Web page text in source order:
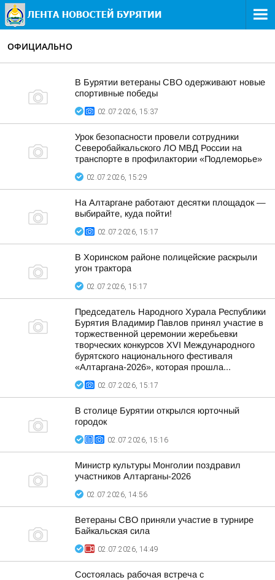
ОФИЦИАЛЬНО
В Бурятии ветераны СВО одерживают новые
спортивные победы
02.07.2026, 15:37
Урок безопасности провели сотрудники
Северобайкальского ЛО МВД России на
транспорте в профилактории «Подлеморье»
02.07.2026, 15:29
На Алтаргане работают десятки площадок —
выбирайте, куда пойти!
02.07.2026, 15:17
В Хоринском районе полицейские раскрыли
угон трактора
02.07.2026, 15:17
Председатель Народного Хурала Республики
Бурятия Владимир Павлов принял участие в
торжественной церемонии жеребьевки
творческих конкурсов XVI Международного
бурятского национального фестиваля
«Алтаргана-2026», которая прошла...
02.07.2026, 15:17
В столице Бурятии открылся юрточный
городок
02.07.2026, 15:16
Министр культуры Монголии поздравил
участников Алтарганы-2026
02.07.2026, 14:56
Ветераны СВО приняли участие в турнире
Байкальская сила
02.07.2026, 14:49
Состоялась рабочая встреча с